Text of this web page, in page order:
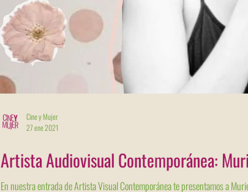
Artista Audiovisual Contemporánea:
En nuestra entrada de Artista Visual Contemporánea te presentamos a
Cine y Mujer
27 ene 2021